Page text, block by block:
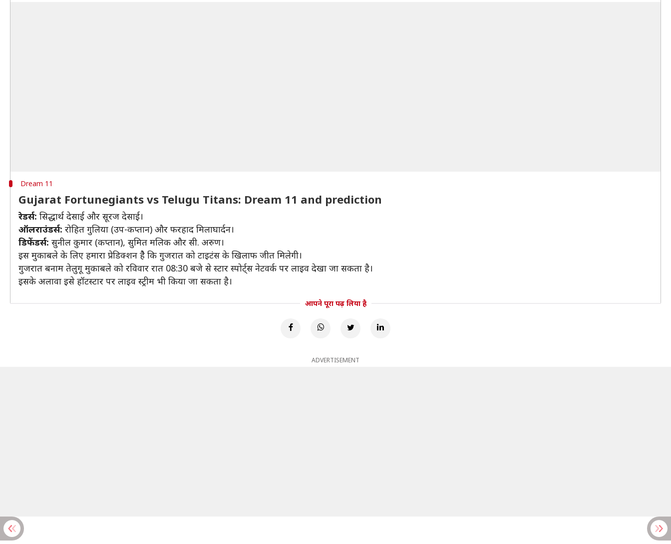
Dream 11
Gujarat Fortunegiants vs Telugu Titans: Dream 11 and prediction
रेडर्स: सिद्धार्थ देसाई और सूरज देसाई।
ऑलराउंडर्स: रोहित गुलिया (उप-कप्तान) और फरहाद मिलाघार्दन।
डिफेंडर्स: सुनील कुमार (कप्तान), सुमित मलिक और सी. अरुण।
इस मुकाबले के लिए हमारा प्रेडिक्शन हैै कि गुजरात को टाइटंस के खिलाफ जीत मिलेगी।
गुजरात बनाम तेलुगू मुकाबले को रविवार रात 08:30 बजे से स्टार स्पोर्ट्स नेटवर्क पर लाइव देखा जा सकता है।
इसके अलावा इसे हॉटस्टार पर लाइव स्ट्रीम भी किया जा सकता है।
आपने पूरा पढ़ लिया है
ADVERTISEMENT